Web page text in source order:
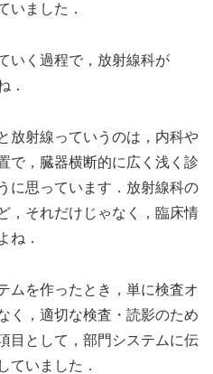
いました．
く過程で，放射線科が
．
放射線っていうのは，内科や
で，臓器横断的に広く浅く診
に思っています．放射線科の
，それだけじゃなく，臨床情
ね．
ムを作ったとき，単に検査オ
く，適切な検査・読影のため
目として，部門システムに伝
ていました．